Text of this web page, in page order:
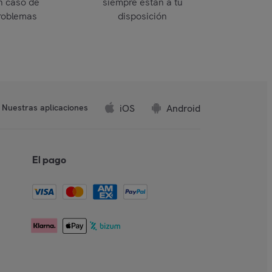
disposición
Nuestras aplicaciones iOS Android
El pago